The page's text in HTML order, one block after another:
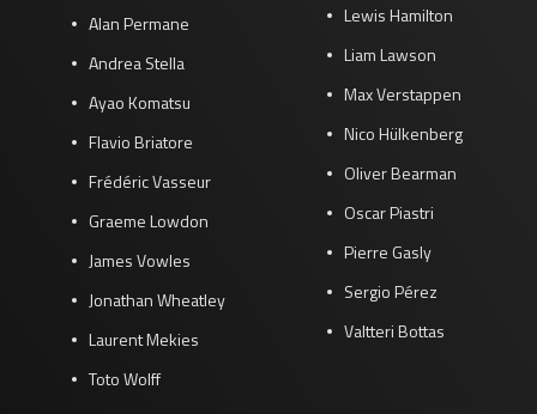
Alan Permane
Andrea Stella
Ayao Komatsu
Flavio Briatore
Frédéric Vasseur
Graeme Lowdon
James Vowles
Jonathan Wheatley
Laurent Mekies
Toto Wolff
Lewis Hamilton
Liam Lawson
Max Verstappen
Nico Hülkenberg
Oliver Bearman
Oscar Piastri
Pierre Gasly
Sergio Pérez
Valtteri Bottas